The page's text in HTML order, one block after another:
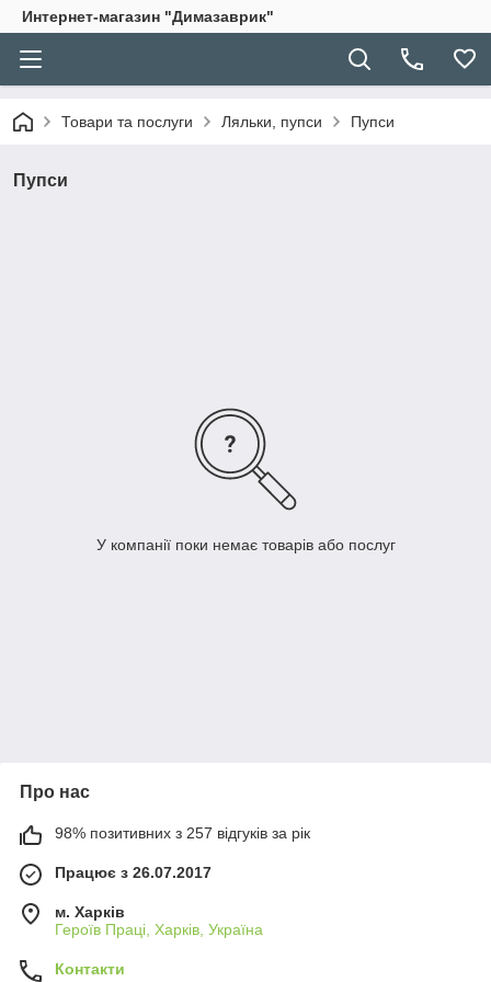
Интернет-магазин "Димазаврик"
Товари та послуги Ляльки, пупси Пупси
Пупси
У компанії поки немає товарів або послуг
Про нас
98% позитивних з 257 відгуків за рік
Працює з 26.07.2017
м. Харків
Героїв Праці, Харків, Україна
Контакти